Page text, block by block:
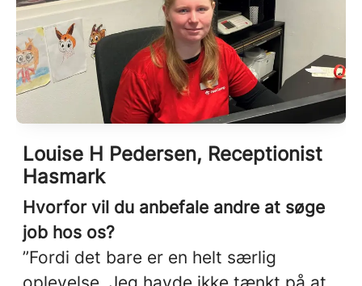
Louise H Pedersen, Receptionist
Hasmark
Hvorfor vil du anbefale andre at søge
job hos os?
”Fordi det bare er en helt særlig